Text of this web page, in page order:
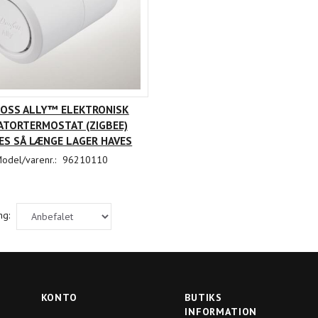
SC.IM.01 I/O KORT
ALLY™ ELEKTRONISK
(ZIGBEE)
SÅ LÆNGE LAGER HAVES
varenr.: 96210110
KONTO
BUTIKS
INFORMATION